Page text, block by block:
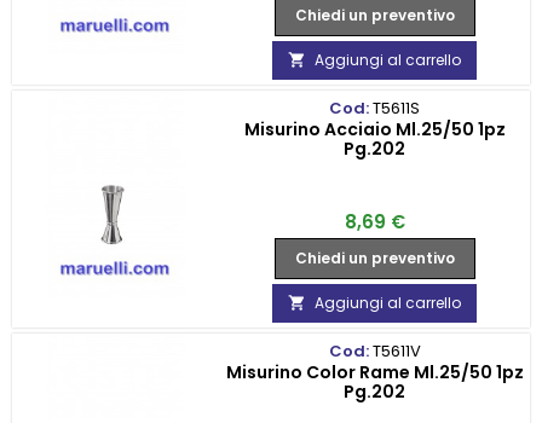
Chiedi un preventivo
 Aggiungi al carrello
Cod:T5611S
Misurino Acciaio Ml.25/50 1pz
Pg.202
Prezzo
8,69 €
Chiedi un preventivo
 Aggiungi al carrello
Cod:T5611V
Misurino Color Rame Ml.25/50 1pz
Pg.202